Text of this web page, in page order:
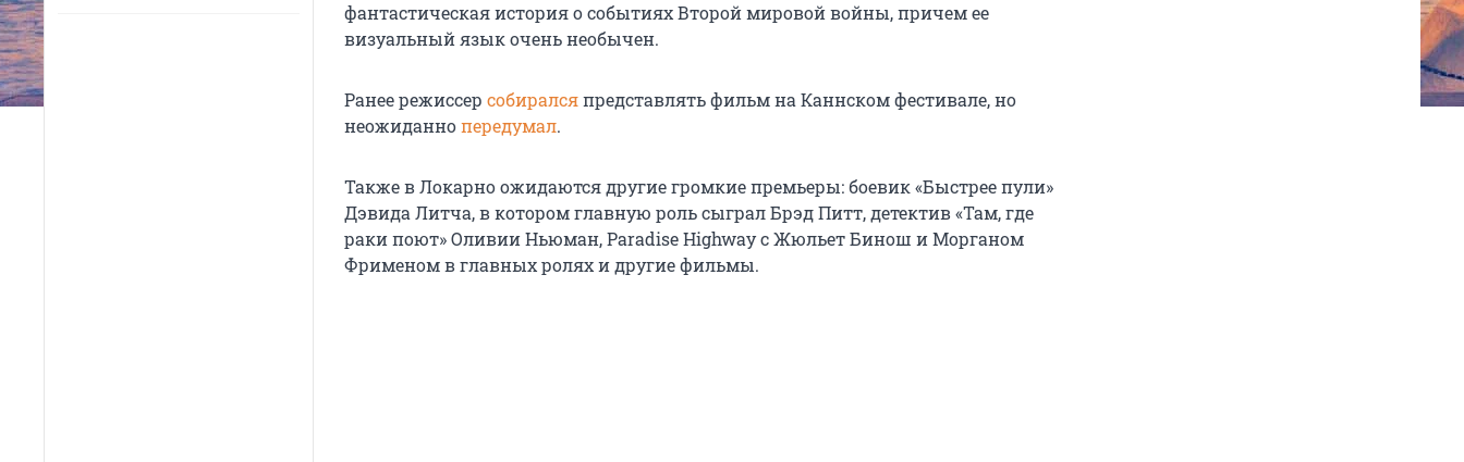
фантастическая история о событиях Второй мировой войны, причем ее
визуальный язык очень необычен.
Ранее режиссер собиралсяпредставлять фильм на Каннском фестивале, но
неожиданнопередумал.
Также в Локарно ожидаются другие громкие премьеры: боевик «Быстрее пули»
Дэвида Литча, в котором главную роль сыграл Брэд Питт, детектив «Там, где
раки поют» Оливии Ньюман, Paradise Highway с Жюльет Бинош и Морганом
Фрименом в главных ролях и другие фильмы.